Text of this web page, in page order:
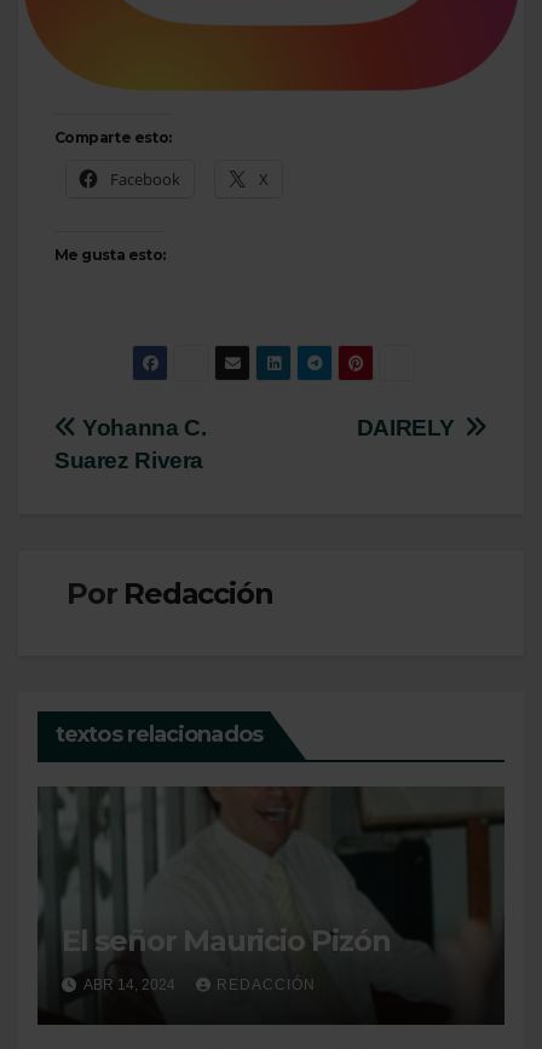
Comparte esto:
Facebook X
Me gusta esto:
Navegación
DAIRELY
Yohanna C.
Suarez Rivera
Por Redacción
textos relacionados
El señor Mauricio Pizón
ABR 14, 2024 REDACCIÓN